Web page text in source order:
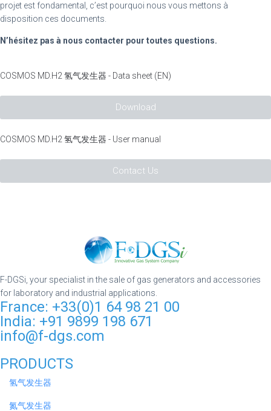
projet est fondamental, c’est pourquoi nous vous mettons à
disposition ces documents.
N’hésitez pas à nous contacter pour toutes questions.
COSMOS MD.H2 氢气发生器 - Data sheet (EN)
Download
COSMOS MD.H2 氢气发生器 - User manual
Contact Us
F-DGSi, your specialist in the sale of gas generators and accessories
for laboratory and industrial applications.
France: +33(0)1 64 98 21 00
India: +91 9899 198 671
info@f-dgs.com
PRODUCTS
氢气发生器
氮气发生器